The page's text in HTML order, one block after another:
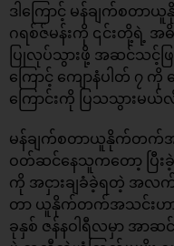
ဒါကြောင့် မန်ချက်စတ
ဂရစ်ဇ်မန်းကို ၎င်းတို့ရဲ့ အ
ပြုလုပ်သွားဖို့ အဆင်သင့်ဖြ
ကြောင့် ကျောနံပါတ် ၇ ကို
ကြောင်းကို ပြသသွားမ
မန်ချက်စတာယူနိုက်တက်အ
ဝတ်ဆင်နေသူကတော့ ပြီး
ကို အငှားချခံခဲ့ရတဲ့ အလက်
တာ ယူနိုက်တက်အသင်းဟာ
ခုနှစ် ဇန်နဝါရီလမှာ အာ